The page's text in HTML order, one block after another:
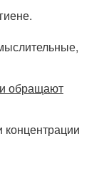
обращают
концентрации